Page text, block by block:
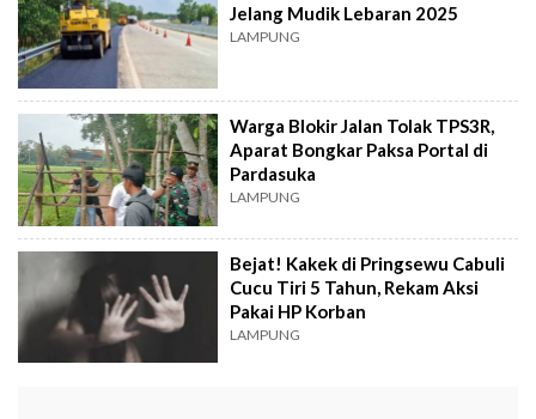
Jelang Mudik Lebaran 2025
LAMPUNG
Warga Blokir Jalan Tolak TPS3R,
Aparat Bongkar Paksa Portal di
Pardasuka
LAMPUNG
Bejat! Kakek di Pringsewu Cabuli
Cucu Tiri 5 Tahun, Rekam Aksi
Pakai HP Korban
LAMPUNG